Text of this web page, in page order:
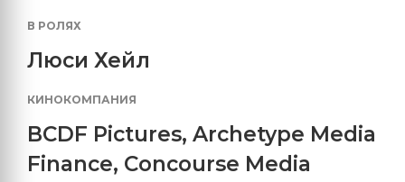
В РОЛЯХ
Люси Хейл
КИНОКОМПАНИЯ
BCDF Pictures, Archetype Media
Finance, Concourse Media